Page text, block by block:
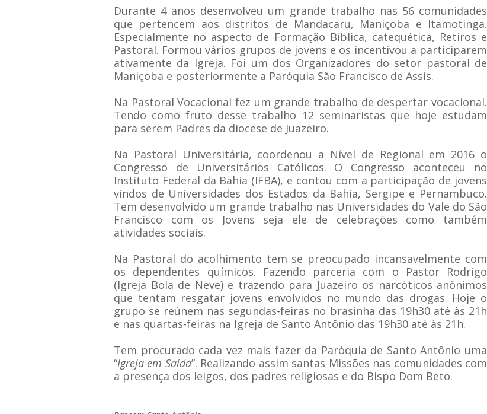
Durante 4 anos desenvolveu um grande trabalho nas 56 comunidades
que pertencem aos distritos de Mandacaru, Maniçoba e Itamotinga.
Especialmente no aspecto de Formação Bíblica, catequética, Retiros e
Pastoral. Formou vários grupos de jovens e os incentivou a participarem
ativamente da Igreja. Foi um dos Organizadores do setor pastoral de
Maniçoba e posteriormente a Paróquia São Francisco de Assis.
Na Pastoral Vocacional fez um grande trabalho de despertar vocacional.
Tendo como fruto desse trabalho 12 seminaristas que hoje estudam
para serem Padres da diocese de Juazeiro.
Na Pastoral Universitária, coordenou a Nível de Regional em 2016 o
Congresso de Universitários Católicos. O Congresso aconteceu no
Instituto Federal da Bahia (IFBA), e contou com a participação de jovens
vindos de Universidades dos Estados da Bahia, Sergipe e Pernambuco.
Tem desenvolvido um grande trabalho nas Universidades do Vale do São
Francisco com os Jovens seja ele de celebrações como também
atividades sociais.
Na Pastoral do acolhimento tem se preocupado incansavelmente com
os dependentes químicos. Fazendo parceria com o Pastor Rodrigo
(Igreja Bola de Neve) e trazendo para Juazeiro os narcóticos anônimos
que tentam resgatar jovens envolvidos no mundo das drogas. Hoje o
grupo se reúnem nas segundas-feiras no brasinha das 19h30 até às 21h
e nas quartas-feiras na Igreja de Santo Antônio das 19h30 até às 21h.
Tem procurado cada vez mais fazer da Paróquia de Santo Antônio uma
“Igreja em Saída”. Realizando assim santas Missões nas comunidades com
a presença dos leigos, dos padres religiosas e do Bispo Dom Beto.